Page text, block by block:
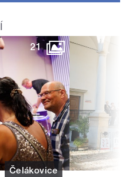
21
Čelákovice